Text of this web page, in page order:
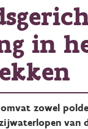
in
omvat zowel
van